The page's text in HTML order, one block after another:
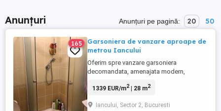
Anunțuri Anunțuri pe pagină: 20 50
165
Garsoniera de vanzare aproape de
metrou Iancului
Oferim spre vanzare garsoniera
decomandata, amenajata modern,
suprafata utila de 28 mp2. Aproximativ 5
Disponibila imediat.
1339 EUR/m2| 28 m2
Iancului, Sector 2, Bucuresti